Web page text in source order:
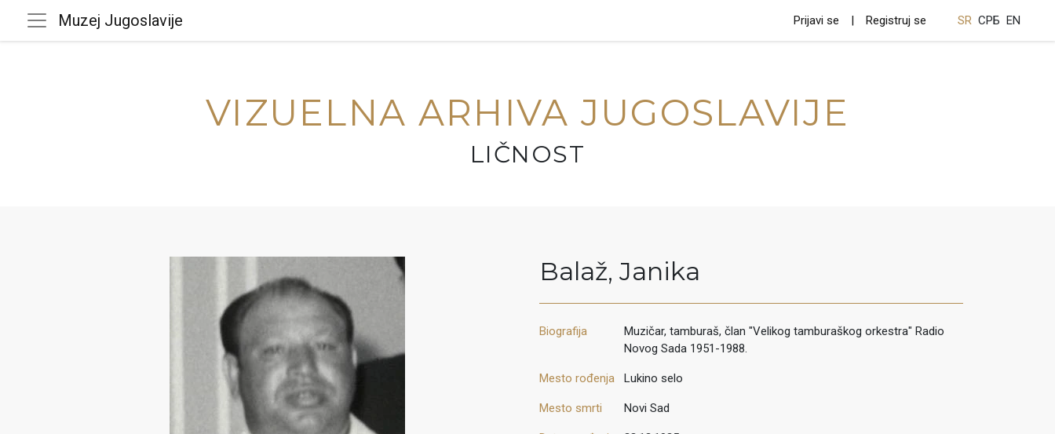
Muzej Jugoslavije Prijavi se Registruj se SR СРБ EN
VIZUELNA ARHIVA JUGOSLAVIJE
LIČNOST
Balaž, Janika
Biografija
Muzičar, tamburaš, član "Velikog tamburaškog orkestra" Radio
Novog Sada 1951-1988.
Mesto rođenja Lukino selo
Mesto smrti Novi Sad